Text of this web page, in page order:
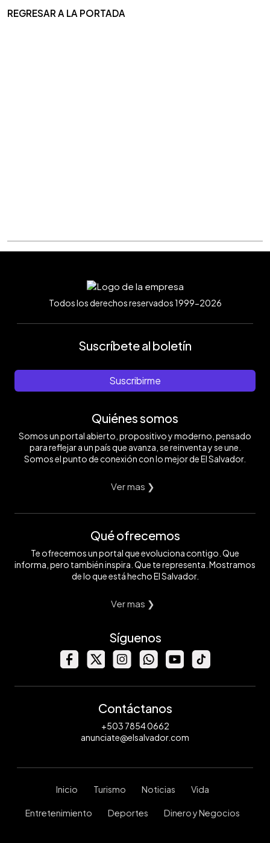
REGRESAR A LA PORTADA
Todos los derechos reservados 1999-2026
Suscríbete al boletín
Suscribirme
Quiénes somos
Somos un portal abierto, propositivo y moderno, pensado
para reflejar a un país que avanza, se reinventa y se une.
Somos el punto de conexión con lo mejor de El Salvador.
Ver mas ❯
Qué ofrecemos
Te ofrecemos un portal que evoluciona contigo. Que
informa, pero también inspira. Que te representa. Mostramos
de lo que está hecho El Salvador.
Ver mas ❯
Síguenos
Contáctanos
+503 7854 0662
anunciate@elsalvador.com
Inicio Turismo Noticias Vida
Entretenimiento Deportes Dinero y Negocios